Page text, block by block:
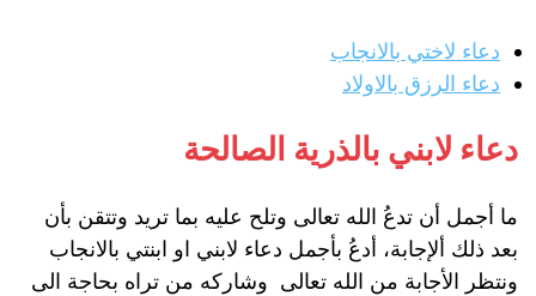
دعاء لاختي بالانجاب
دعاء الرزق بالاولاد
دعاء لابني بالذرية الصالحة
ما أجمل أن تدعُ الله تعالى وتلح عليه بما تريد وتتقن بأن
بعد ذلك ألإجابة، أدعُ بأجمل دعاء لابني او ابنتي بالانجاب
ونتظر الأجابة من الله تعالى وشاركه من تراه بحاجة الى